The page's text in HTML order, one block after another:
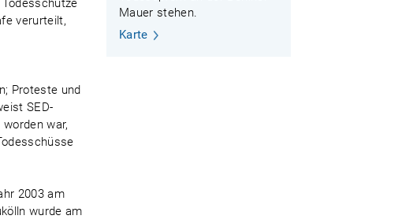
verurteilt,
Proteste und
SED-
war,
2003 am
wurde am
Mauer stehen.
Karte